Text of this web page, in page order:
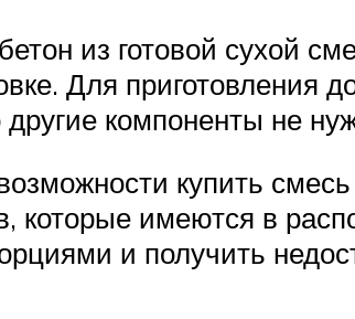
из готовой сухой
Для приготовления
компоненты не
купить смесь
которые имеются в
и получить